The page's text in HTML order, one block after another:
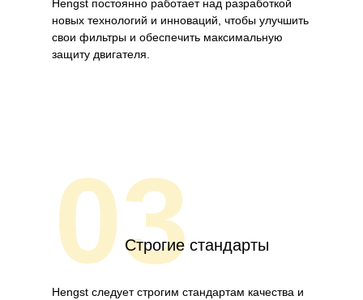
Hengst постоянно работает над разработкой
новых технологий и инноваций, чтобы улучшить
свои фильтры и обеспечить максимальную
защиту двигателя.
03Строгие стандарты
Hengst следует строгим стандартам качества и